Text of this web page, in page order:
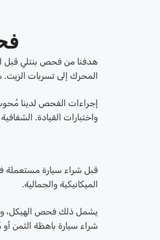
هدفنا من فحص بنتلي قبل
المحرك إلى تسربات
إجراءات الفحص لدينا
واختبارات القيادة.
قبل شراء سيارة
الميكانيكية والجمالية.
يشمل ذلك فحص الهيكل،
شراء سيارة باهظة الثمن